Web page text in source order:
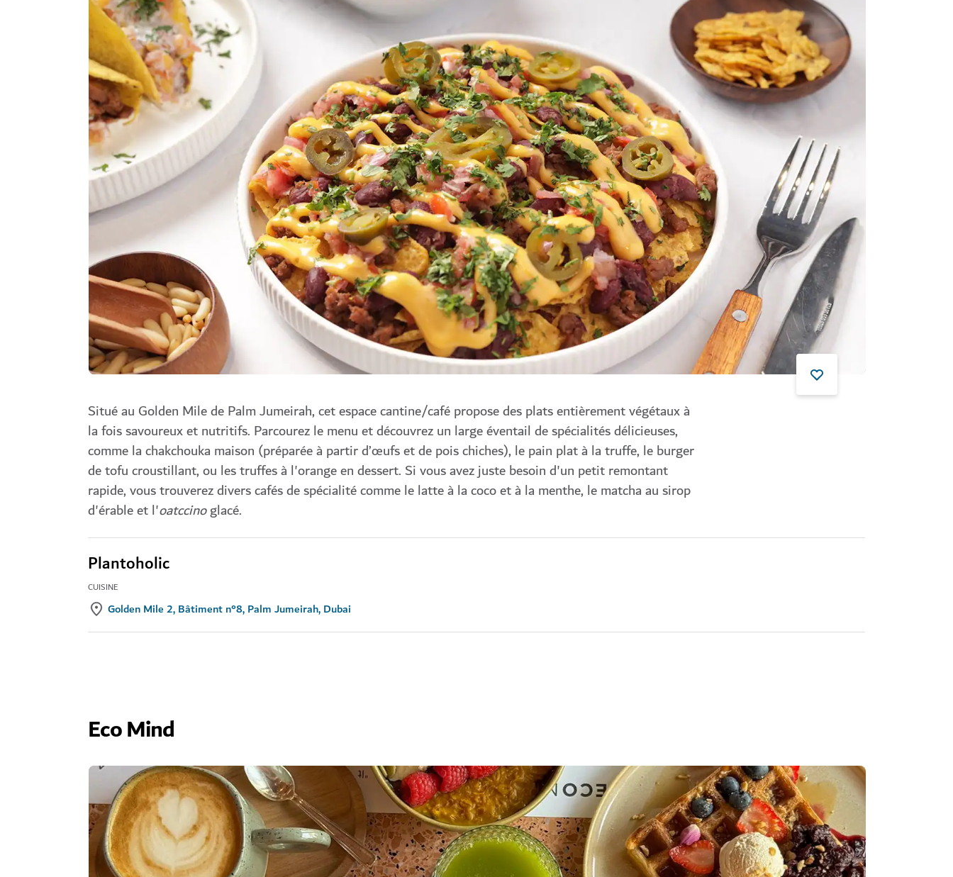
Situé au Golden Mile de Palm Jumeirah, cet espace cantine/café propose des plats entièrement végétaux à
la fois savoureux et nutritifs. Parcourez le menu et découvrez un large éventail de spécialités délicieuses,
comme la chakchouka maison (préparée à partir d’œufs et de pois chiches), le pain plat à la truffe, le burger
de tofu croustillant, ou les truffes à l'orange en dessert. Si vous avez juste besoin d'un petit remontant
rapide, vous trouverez divers cafés de spécialité comme le latte à la coco et à la menthe, le matcha au sirop
d'érable et l'oatccinoglacé.
Plantoholic
CUISINE
Golden Mile 2, Bâtiment n°8, Palm Jumeirah, Dubai
Eco Mind